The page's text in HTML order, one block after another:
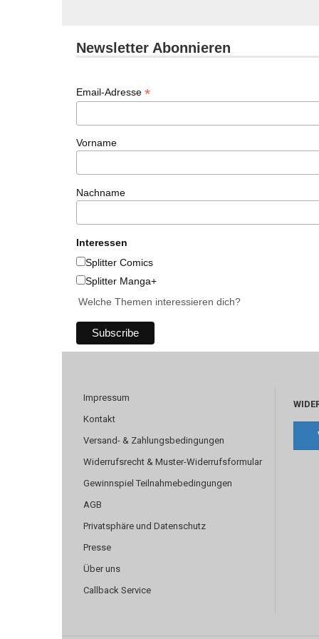
Newsletter Abonnieren
Email-Adresse *
Vorname
Nachname
Interessen
Splitter Comics
Splitter Manga+
Welche Themen interessieren dich?
Impressum
Kontakt
Versand- & Zahlungsbedingungen
Widerrufsrecht & Muster-Widerrufsformular
Gewinnspiel Teilnahmebedingungen
AGB
Privatsphäre und Datenschutz
Presse
Über uns
Callback Service